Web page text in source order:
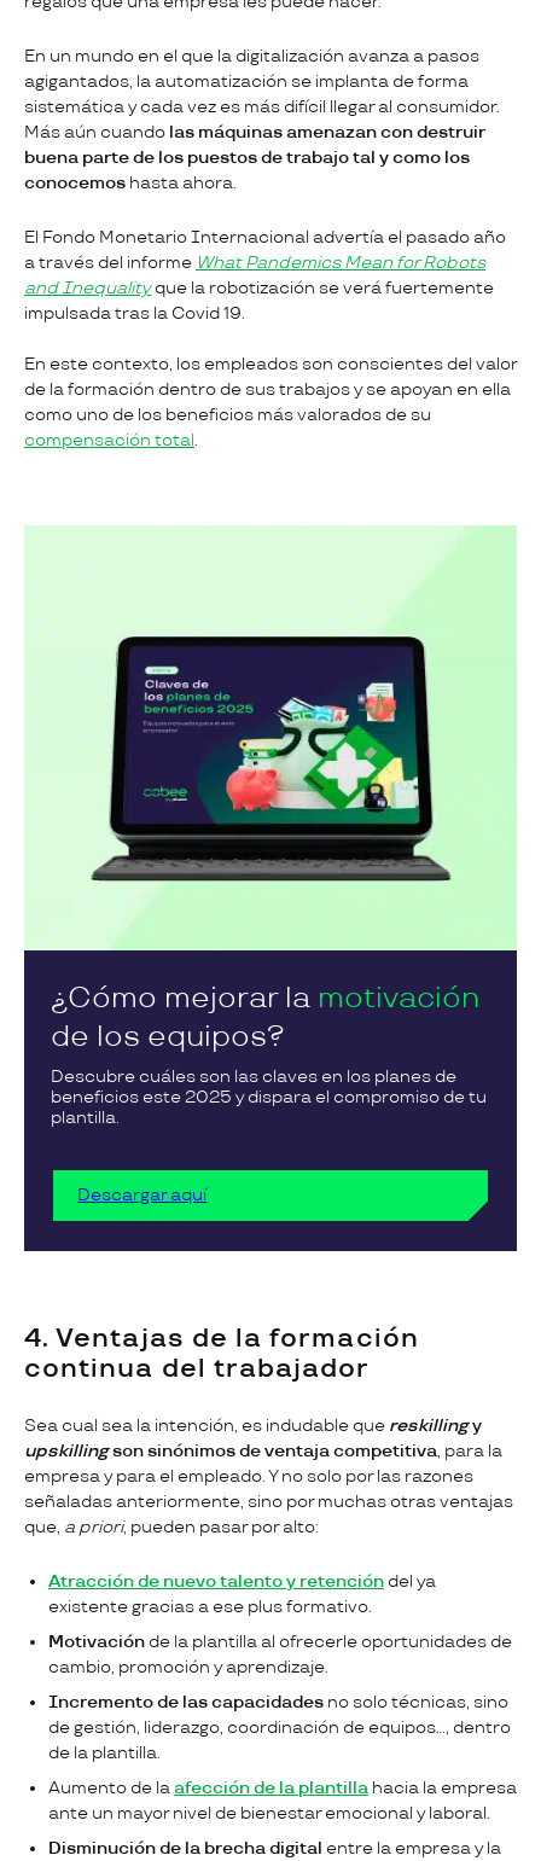
En un mundo en el que la digitalización avanza a pasos
agigantados, la automatización se implanta de forma
sistemática y cada vez es más difícil llegar al consumidor.
Más aún cuando las máquinas amenazan con destruir
buena parte de los puestos de trabajo tal y como los
conocemos hasta ahora.
El Fondo Monetario Internacional advertía el pasado año
a través del informe What Pandemics Mean for Robots
and Inequality que la robotización se verá fuertemente
impulsada tras la Covid 19.
En este contexto, los empleados son conscientes del valor
de la formación dentro de sus trabajos y se apoyan en ella
como uno de los beneficios más valorados de su
compensación total.
¿Cómo mejorar la motivación
de los equipos?
Descubre cuáles son las claves en los planes de
beneficios este 2025 y dispara el compromiso de tu
plantilla.
Descargar aquí
4. Ventajas de la formación
continua del trabajador
Sea cual sea la intención, es indudable que reskillingy
upskillingsonsinónimos de ventaja competitiva, para la
empresa y para el empleado. Y no solo por las razones
señaladas anteriormente, sino por muchas otras ventajas
que, a priori, pueden pasar por alto:
Atracción de nuevo talento y retención del ya
existente gracias a ese plus formativo.
Motivación de la plantilla al ofrecerle oportunidades de
cambio, promoción y aprendizaje.
Incremento de las capacidades no solo técnicas, sino
de gestión, liderazgo, coordinación de equipos…, dentro
de la plantilla.
Aumento de laafección de la plantilla hacia la empresa
ante un mayor nivel de bienestar emocional y laboral.
Disminución de la brecha digital entre la empresa y la